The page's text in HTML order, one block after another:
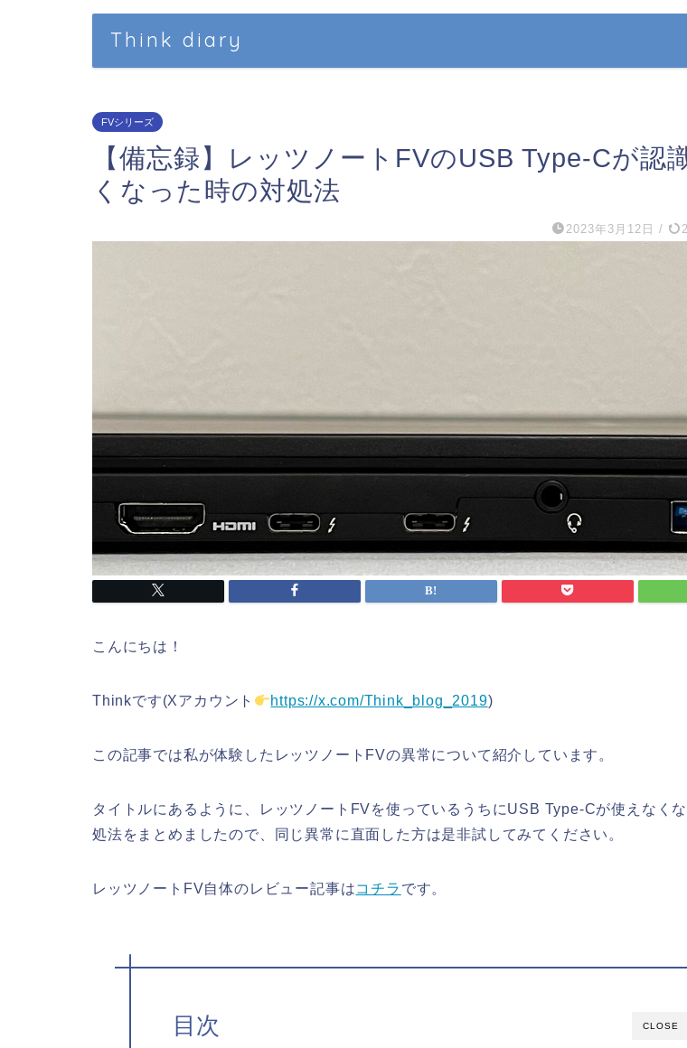
Think diary
FVシリーズ
【備忘録】レッツノートFVのUSB Type-Cが認
くなった時の対処法
2023年3月12日 /
こんにちは！
Thinkです(Xアカウント https://x.com/Think_blog_2019)
この記事では私が体験したレッツノートFVの異常について紹介しています。
タイトルにあるように、レッツノートFVを使っているうちにUSB Type-Cが使えなく
処法をまとめましたので、同じ異常に直面した方は是非試してみてください。
レッツノートFV自体のレビュー記事はコチラ です。
CLOSE
目次